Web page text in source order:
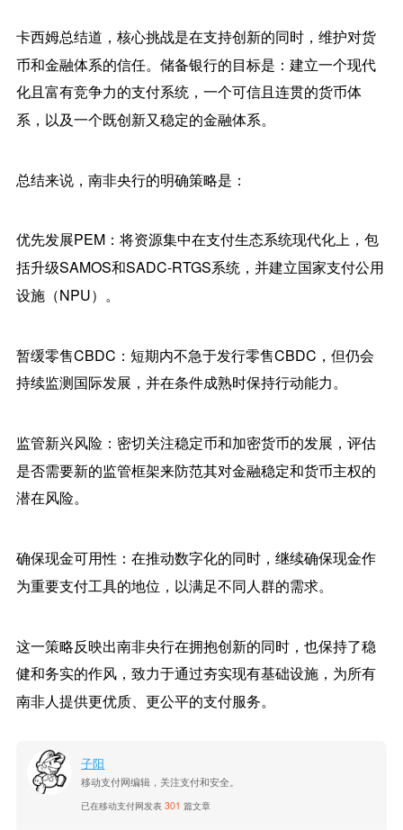
卡西姆总结道，核心挑战是在支持创新的同时，维护对货
币和金融体系的信任。储备银行的目标是：建立一个现代
化且富有竞争力的支付系统，一个可信且连贯的货币体
系，以及一个既创新又稳定的金融体系。
总结来说， 南非央行的明确策略是：
优先发展PEM： 将资源集中在支付生态系统现代化上，包
括升级SAMOS和SADC-RTGS系统，并建立国家支付公用
设施（NPU）。
暂缓零售CBDC： 短期内不急于发行零售CBDC，但仍会
持续监测国际发展，并在条件成熟时保持行动能力。
监管新兴风险： 密切关注稳定币和加密货币的发展，评估
是否需要新的监管框架来防范其对金融稳定和货币主权的
潜在风险。
确保现金可用性： 在推动数字化的同时，继续确保现金作
为重要支付工具的地位，以满足不同人群的需求。
这一策略反映出南非央行在拥抱创新的同时，也保持了稳
健和务实的作风，致力于通过夯实现有基础设施，为所有
南非人提供更优质、更公平的支付服务。
子阳
移动支付网编辑，关注支付和安全。
已在移动支付网发表301 篇文章